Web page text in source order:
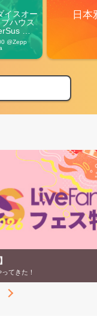
イスオー
ハウス
」
@Zepp
日本